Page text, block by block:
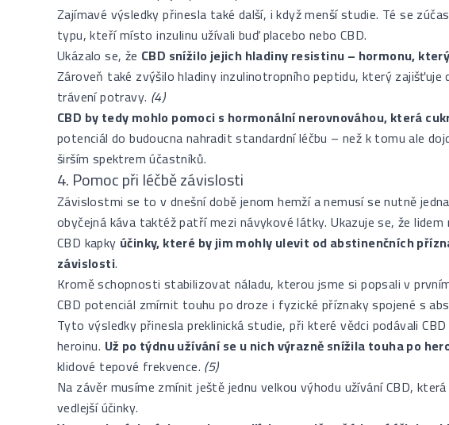
Zajímavé výsledky přinesla také další, i když menší studie. Té se
typu, kteří místo inzulinu užívali buď placebo nebo CBD.
Ukázalo se, že CBD snížilo jejich hladiny resistinu – hormonu,
Zároveň také zvýšilo hladiny inzulinotropního peptidu, který
trávení potravy. (4)
CBD by tedy mohlo pomoci s hormonální nerovnováhou, která
potenciál do budoucna nahradit standardní léčbu – než k tomu ale
širším spektrem účastníků.
4. Pomoc při léčbě závislosti
Závislostmi se to v dnešní době jenom hemží a nemusí se nutně
obyčejná káva taktéž patří mezi návykové látky. Ukazuje se, že
CBD kapky účinky, které by jim mohly ulevit od abstinenčních
závislosti.
Kromě schopnosti stabilizovat náladu, kterou jsme si popsali v
CBD potenciál zmírnit touhu po droze i fyzické příznaky spojené s
Tyto výsledky přinesla preklinická studie, při které vědci podávali
heroinu. Už po týdnu užívání se u nich výrazně snížila touha po
klidové tepové frekvence. (5)
Na závěr musíme zmínit ještě jednu velkou výhodu užívání CBD,
vedlejší účinky.